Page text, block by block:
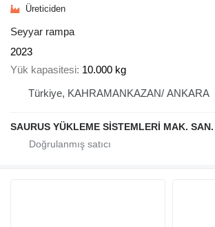
Üreticiden
Seyyar rampa
2023
Yük kapasitesi 10.000 kg
Türkiye, KAHRAMANKAZAN/ ANKARA